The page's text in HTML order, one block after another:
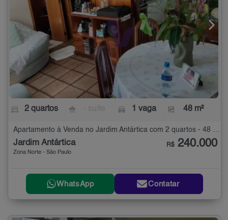
2 quartos 1 vaga 48 m²
Apartamento à Venda no Jardim Antártica com 2 quartos - 48 m²
Jardim Antártica
Zona Norte - São Paulo
R$ 240.000
WhatsApp Contatar